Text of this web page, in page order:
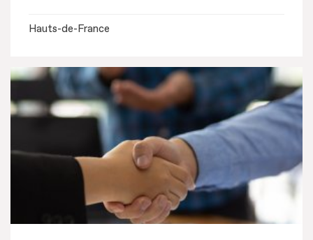
Hauts-de-France